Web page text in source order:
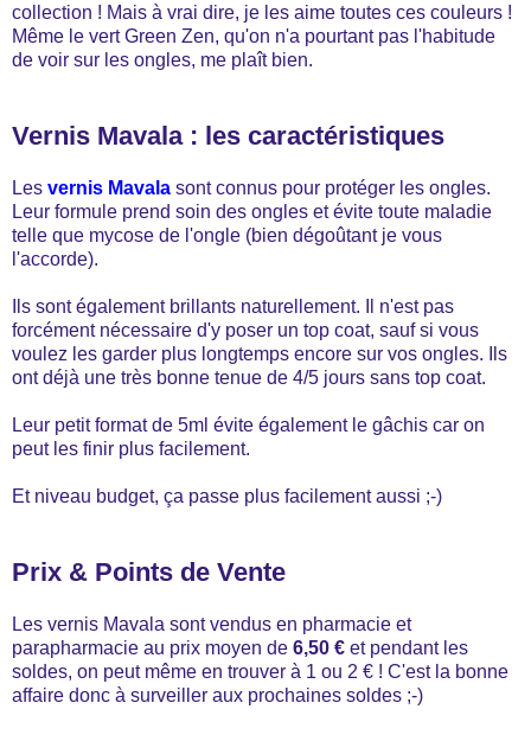
collection ! Mais à vrai dire, je les aime toutes ces couleurs !
Même le vert Green Zen, qu'on n'a pourtant pas l'habitude
de voir sur les ongles, me plaît bien.
Vernis Mavala : les caractéristiques
Les vernis Mavala sont connus pour protéger les ongles.
Leur formule prend soin des ongles et évite toute maladie
telle que mycose de l'ongle (bien dégoûtant je vous
l'accorde).
Ils sont également brillants naturellement. Il n'est pas
forcément nécessaire d'y poser un top coat, sauf si vous
voulez les garder plus longtemps encore sur vos ongles. Ils
ont déjà une très bonne tenue de 4/5 jours sans top coat.
Leur petit format de 5ml évite également le gâchis car on
peut les finir plus facilement.
Et niveau budget, ça passe plus facilement aussi ;-)
Prix & Points de Vente
Les vernis Mavala sont vendus en pharmacie et
parapharmacie au prix moyen de 6,50 € et pendant les
soldes, on peut même en trouver à 1 ou 2 € ! C'est la bonne
affaire donc à surveiller aux prochaines soldes ;-)